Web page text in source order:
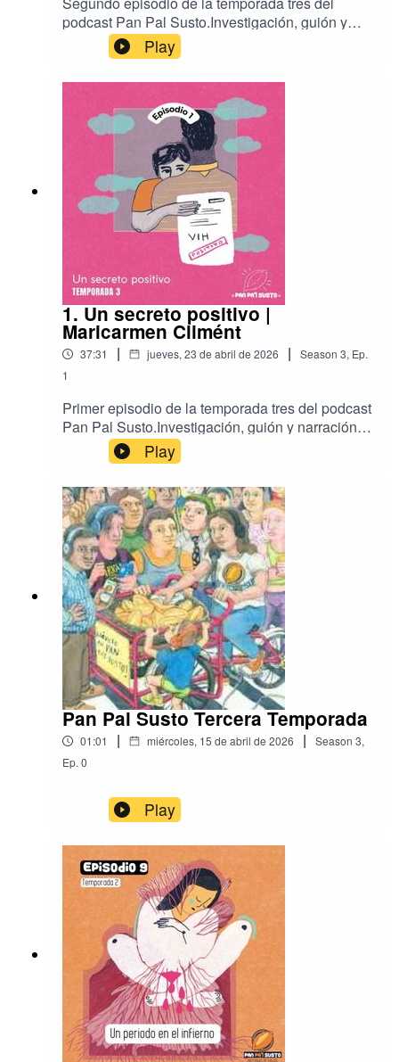
podcast Pan Pal Susto.Investigación, guión y
narración por Aleida Rueda.Producción, mezcla,
música y diseño sonoro por Carlos Antonio
Sánchez.Ilustración por Tania María Carrillo.
Play
1. Un secreto positivo |
Maricarmen Climént
37:31 | jueves, 23 de abril de 2026 | Season 3, Ep.
1
Primer episodio de la temporada tres del podcast
Pan Pal Susto.Investigación, guión y narración
por Maricarmen Climént.Producción, mezcla,
música y diseño sonoro por Carlos Antonio
Sánchez.Ilustración por Tania María Carrillo.
Play
Pan Pal Susto Tercera Temporada
01:01 | miércoles, 15 de abril de 2026 | Season 3,
Ep. 0
Play